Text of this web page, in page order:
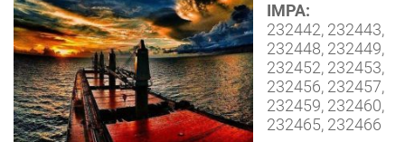
IMPA:
232442, 232443,
232448, 232449,
232452, 232453,
232456, 232457,
232459, 232460,
232465, 232466